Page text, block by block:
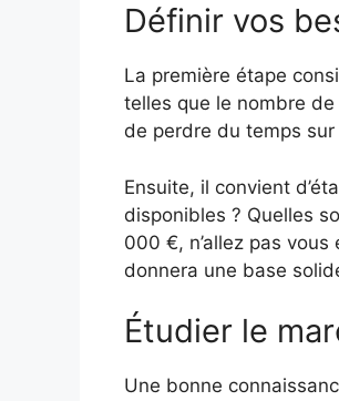
Définir vos
La première étape
telles que le nombre
de perdre du temps
Ensuite, il convient
disponibles ? Quelles
000 €, n’allez pas
donnera une base
Étudier le
Une bonne